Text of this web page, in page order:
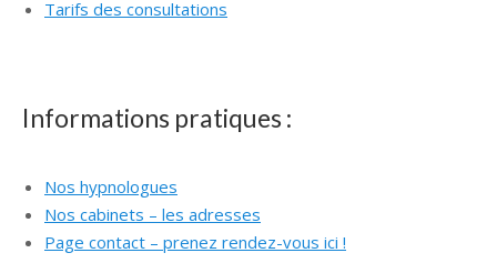
Tarifs des consultations
Informations pratiques :
Nos hypnologues
Nos cabinets – les adresses
Page contact – prenez rendez-vous ici !